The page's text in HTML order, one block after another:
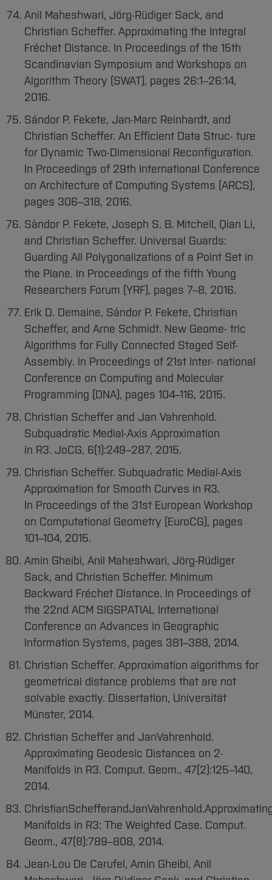
Anil Maheshwari, Jörg-Rüdiger Sack, and
Christian Scheffer. Approximating the Integral
Fréchet Distance. In Proceedings of the 15th
Scandinavian Symposium and Workshops on
Algorithm Theory (SWAT), pages 26:1–26:14,
2016.
Sándor P. Fekete, Jan-Marc Reinhardt, and
Christian Scheffer. An Efficient Data Struc- ture
for Dynamic Two-Dimensional Reconfiguration.
In Proceedings of 29th International Conference
on Architecture of Computing Systems (ARCS),
pages 306–318, 2016.
Sàndor P. Fekete, Joseph S. B. Mitchell, Qian Li,
and Christian Scheffer. Universal Guards:
Guarding All Polygonalizations of a Point Set in
the Plane. In Proceedings of the fifth Young
Researchers Forum (YRF), pages 7–8, 2016.
Erik D. Demaine, Sándor P. Fekete, Christian
Scheffer, and Arne Schmidt. New Geome- tric
Algorithms for Fully Connected Staged Self-
Assembly. In Proceedings of 21st Inter- national
Conference on Computing and Molecular
Programming (DNA), pages 104–116, 2015.
Christian Scheffer and Jan Vahrenhold.
Subquadratic Medial-Axis Approximation
in R3. JoCG, 6(1):249–287, 2015.
Christian Scheffer. Subquadratic Medial-Axis
Approximation for Smooth Curves in R3.
In Proceedings of the 31st European Workshop
on Computational Geometry (EuroCG), pages
101–104, 2015.
Amin Gheibi, Anil Maheshwari, Jörg-Rüdiger
Sack, and Christian Scheffer. Minimum
Backward Fréchet Distance. In Proceedings of
the 22nd ACM SIGSPATIAL International
Conference on Advances in Geographic
Information Systems, pages 381–388, 2014.
Christian Scheffer. Approximation algorithms for
geometrical distance problems that are not
solvable exactly. Dissertation, Universität
Münster, 2014.
Christian Scheffer and JanVahrenhold.
Approximating Geodesic Distances on 2-
Manifolds in R3. Comput. Geom., 47(2):125–140,
2014.
Manifolds in R3: The Weighted Case. Comput.
Geom., 47(8):789–808, 2014.
Jean-Lou De Carufel, Amin Gheibi, Anil